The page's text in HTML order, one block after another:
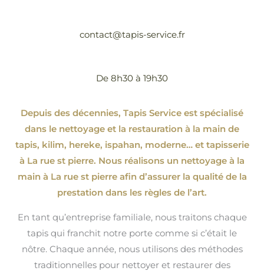
contact@tapis-service.fr
De 8h30 à 19h30
Depuis des décennies, Tapis Service est spécialisé
dans le nettoyage et la restauration à la main de
tapis, kilim, hereke, ispahan, moderne…et tapisserie
à La rue st pierre. Nous réalisons un nettoyage à la
main à La rue st pierre afin d’assurer la qualité de la
prestation dans les règles de l’art.
En tant qu’entreprise familiale, nous traitons chaque
tapis qui franchit notre porte comme si c’était le
nôtre. Chaque année, nous utilisons des méthodes
traditionnelles pour nettoyer et restaurer des